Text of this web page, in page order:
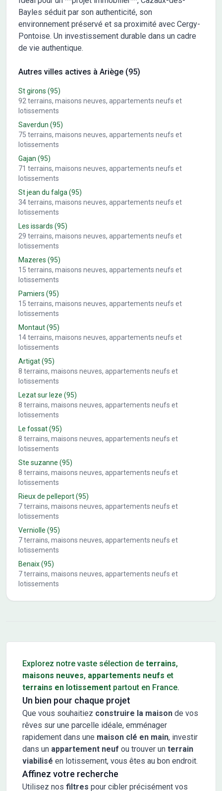
Bayles séduit par son authenticité, son
environnement préservé et sa proximité avec Cergy-
Pontoise. Un investissement durable dans un cadre
de vie authentique.
Autres villes actives à Ariège (95)
St girons (95)
92 terrains, maisons neuves, appartements neufs et
lotissements
Saverdun (95)
75 terrains, maisons neuves, appartements neufs et
lotissements
Gajan (95)
71 terrains, maisons neuves, appartements neufs et
lotissements
St jean du falga (95)
34terrains, maisons neuves, appartements neufs et
lotissements
Les issards (95)
29 terrains, maisons neuves, appartements neufs et
lotissements
Mazeres (95)
15 terrains, maisons neuves, appartements neufs et
lotissements
Pamiers (95)
15 terrains, maisons neuves, appartements neufs et
lotissements
Montaut(95)
14terrains, maisons neuves, appartements neufs et
lotissements
Artigat(95)
8 terrains, maisons neuves, appartements neufs et
lotissements
Lezat sur leze (95)
8 terrains, maisons neuves, appartements neufs et
lotissements
Le fossat(95)
8 terrains, maisons neuves, appartements neufs et
lotissements
Ste suzanne (95)
8 terrains, maisons neuves, appartements neufs et
lotissements
Rieux de pelleport(95)
7terrains, maisons neuves, appartements neufs et
lotissements
Verniolle (95)
7terrains, maisons neuves, appartements neufs et
lotissements
Benaix(95)
7terrains, maisons neuves, appartements neufs et
lotissements
Explorez notre vaste sélection de terrains,
maisons neuves, appartements neufs et
terrains en lotissement partout en France.
Un bien pour chaque projet
Que vous souhaitiez construire la maison de vos
rêves sur une parcelle idéale, emménager
rapidement dans une maison clé en main, investir
dans un appartement neuf ou trouver un terrain
viabilisé en lotissement, vous êtes au bon endroit.
Affinez votre recherche
Utilisez nos filtres pour cibler précisément vos